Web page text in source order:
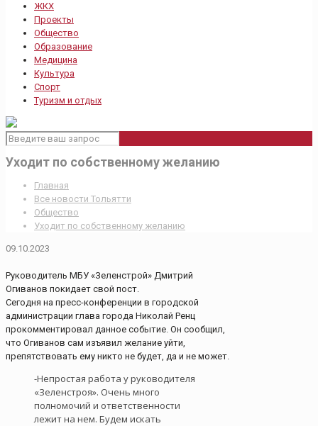
ЖКХ
Проекты
Общество
Образование
Медицина
Культура
Спорт
Туризм и отдых
Уходит по собственному желанию
Главная
Все новости Тольятти
Общество
Уходит по собственному желанию
09.10.2023
Руководитель МБУ «Зеленстрой» Дмитрий
Огиванов покидает свой пост.
Сегодня на пресс-конференции в городской
администрации глава города Николай Ренц
прокомментировал данное событие. Он сообщил,
что Огиванов сам изъявил желание уйти,
препятствовать ему никто не будет, да и не может.
-Непростая работа у руководителя
«Зеленстроя». Очень много
полномочий и ответственности
лежит на нем. Будем искать